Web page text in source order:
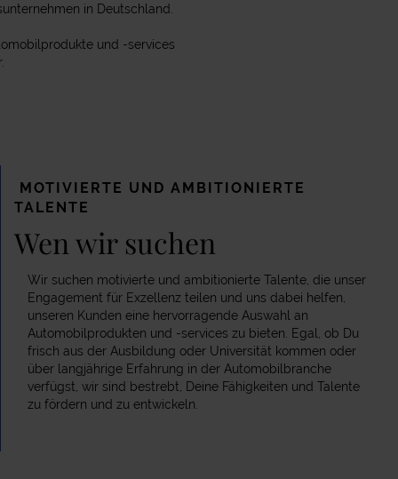
in Deutschland.
und -services
MOTIVIERTE UND AMBITIONIERTE
TALENTE
Wen wir suchen
Wir suchen motivierte und ambitionierte Talente, die unser
Engagement für Exzellenz teilen und uns dabei helfen,
unseren Kunden eine hervorragende Auswahl an
Automobilprodukten und -services zu bieten. Egal, ob Du
frisch aus der Ausbildung oder Universität kommen oder
über langjährige Erfahrung in der Automobilbranche
verfügst, wir sind bestrebt, Deine Fähigkeiten und Talente
zu fördern und zu entwickeln.